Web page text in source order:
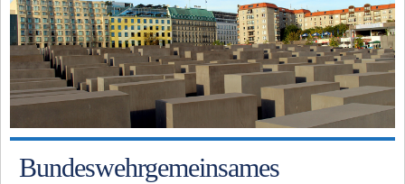
Bundeswehrgemeinsames